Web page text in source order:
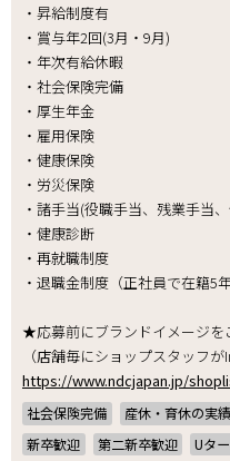
・昇給制度有
・賞与年2回(3月・9月)
・年次有給休暇
・社会保険完備
・厚生年金
・雇用保険
・健康保険
・労災保険
・諸手当(役職手当、残業手当
・健康診断
・再就職制度
・退職金制度（正社員で在籍5
★応募前にブランドイメージを
（店舗毎にショップスタッフ
https://www.ndcjapan.jp/
社会保険完備 産休・育休の実
新卒歓迎
第二新卒歓迎 Uタ